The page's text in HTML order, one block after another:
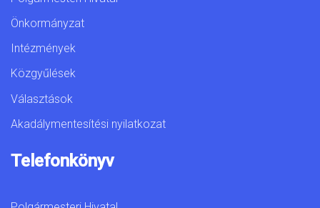
Önkormányzat
Intézmények
Közgyűlések
Választások
Akadálymentesítési nyilatkozat
Telefonkönyv